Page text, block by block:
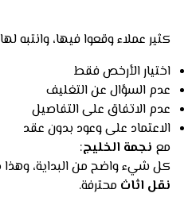
كثير عملاء وقعوا فيها، وانتبه
اختيار الأرخص فقط
عدم السؤال عن التغليف
عدم الاتفاق على التفاصيل
الاعتماد على وعود بدون عقد
مع نجمة الخليج:
كل شيء واضح من البداية،
نقل اثاث محترفة.